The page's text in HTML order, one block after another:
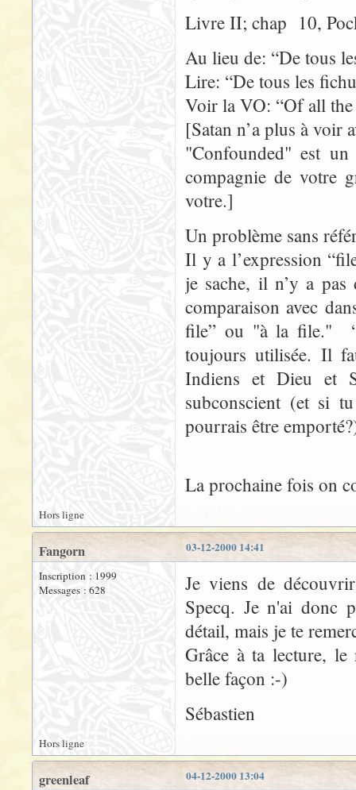
Livre II; chap 10,
Au lieu de: “De tous
Lire: “De tous les
Voir la VO: “Of all the
[Satan n’a plus à voir
"Confounded" est
compagnie de votre
votre.]
Un problème sans
Il y a l’expression
je sache, il n’y a
comparaison avec
file” ou "à la file."
toujours utilisée. Il
Indiens et Dieu et
subconscient (et si
pourrais être
La prochaine fois on
Hors ligne
03-12-2000 14:41
Fangorn
Inscription : 1999
Messages : 628
Je viens de
Specq. Je n'ai donc
détail, mais je te
Grâce à ta lecture,
belle façon :-)
Sébastien
Hors ligne
04-12-2000 13:04
greenleaf